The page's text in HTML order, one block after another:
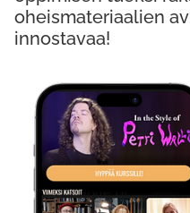
oheismateriaalien
innostavaa!